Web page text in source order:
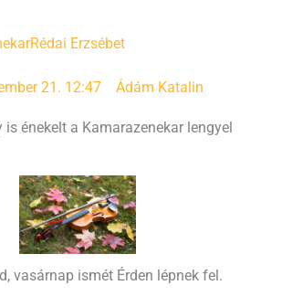
Rédai Erzsébet
21. 12:47 Ádám Katalin
is énekelt a Kamarazenekar lengyel
vasárnap ismét Érden lépnek fel.